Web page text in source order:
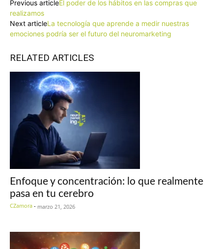
Previous articleEl poder de los hábitos en las compras que
realizamos
Next articleLa tecnología que aprende a medir nuestras
emociones podría ser el futuro del neuromarketing
RELATED ARTICLES
Enfoque y concentración: lo que realmente
pasa en tu cerebro
CZamora - marzo 21, 2026